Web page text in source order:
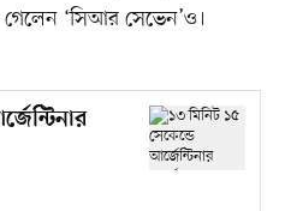
‘সিআর সেভেন’ও।